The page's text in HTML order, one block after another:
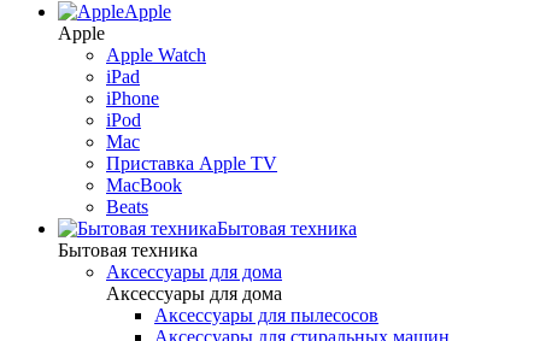
Apple
Apple
Apple Watch
iPad
iPhone
iPod
Mac
Приставка Apple TV
MacBook
Beats
Бытовая техника
Бытовая техника
Аксессуары для дома
Аксессуары для дома
Аксессуары для пылесосов
Аксессуары для стиральных машин